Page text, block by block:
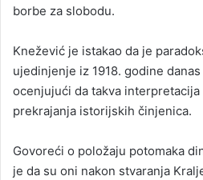
borbe za slobodu.
Knežević je istakao da je
ujedinjenje iz 1918. godine
ocenjujući da takva
prekrajanja istorijskih činjenica.
Govoreći o položaju potomaka
je da su oni nakon stvaranja